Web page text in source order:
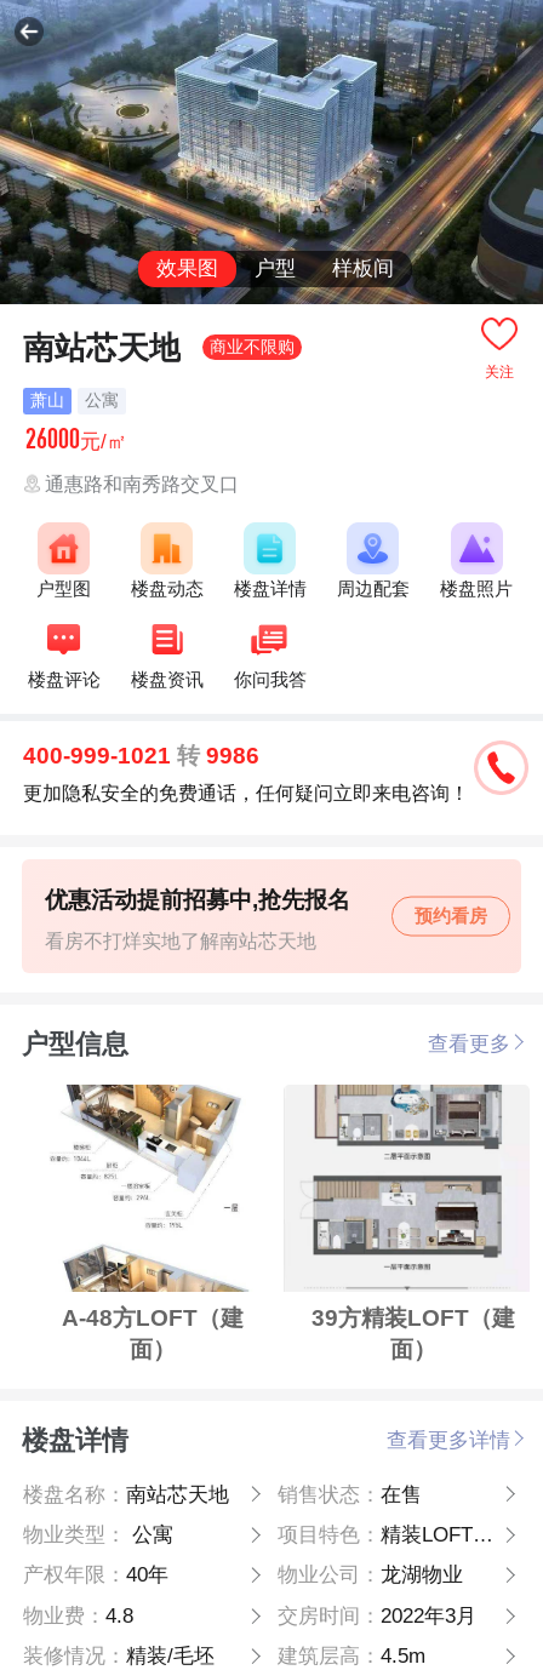
效果图 户型 样板间
关注
南站芯天地 商业不限购
萧山 公寓
26000元/㎡
通惠路和南秀路交叉口
户型图 楼盘动态 楼盘详情 周边配套 楼盘照片
楼盘评论 楼盘资讯 你问我答
400-999-1021转 9986
更加隐私安全的免费通话，任何疑问立即来电咨询！
看房不打烊实地了解南站芯天地
优惠活动提前招募中,抢先报名
预约看房
户型信息 查看更多
A-48方LOFT（建
面）
39方精装LOFT（建
面）
楼盘详情 查看更多详情
楼盘名称：南站芯天地 销售状态： 在售
物业类型：
公寓 项目特色： 精装LOFT公寓
产权年限：40年 物业公司： 龙湖物业
物业费：4.8 交房时间： 2022年3月
装修情况：精装/毛坯 建筑层高： 4.5m